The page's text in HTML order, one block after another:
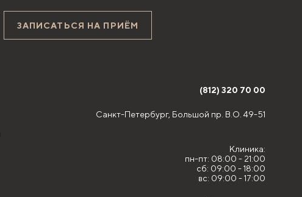
ЗАПИСАТЬСЯ НА ПРИЁМ
(812) 320 70 00
Санкт-Петербург, Большой пр. В.О. 49-51
Клиника:
пн-пт: 08:00 - 21:00
сб: 09:00 - 18:00
вс: 09:00 - 17:00